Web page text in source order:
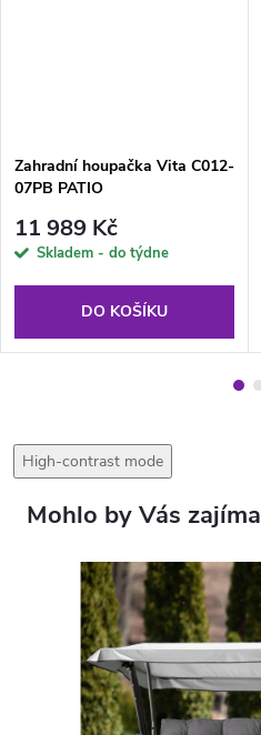
Zahradní houpačka Vita C012-
07PB PATIO
11 989 Kč
Skladem - do týdne
DO KOŠÍKU
High-contrast mode